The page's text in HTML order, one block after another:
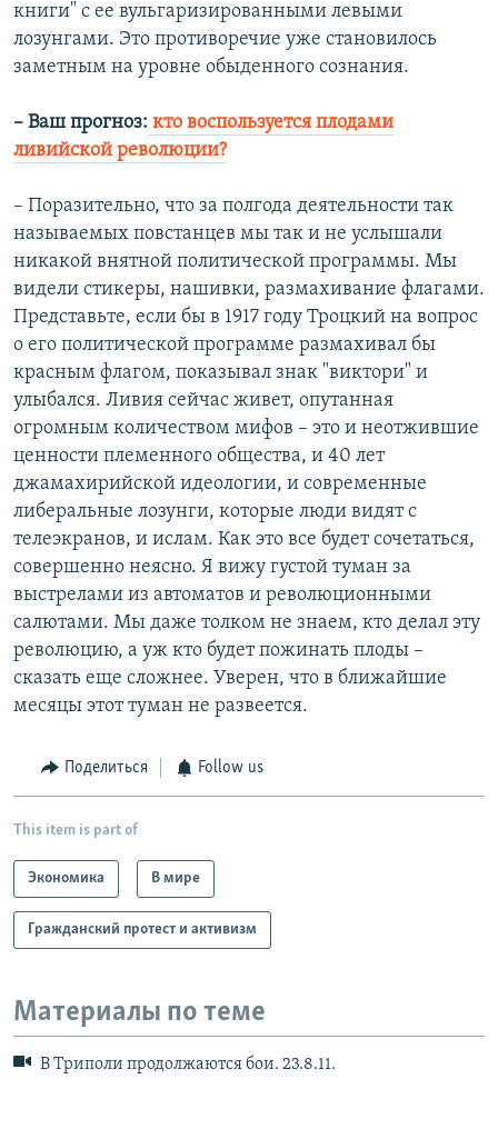
книги" с ее вульгаризированными левыми
лозунгами. Это противоречие уже становилось
заметным на уровне обыденного сознания.
– Ваш прогноз: кто воспользуется плодами
ливийской революции?
– Поразительно, что за полгода деятельности так
называемых повстанцев мы так и не услышали
никакой внятной политической программы. Мы
видели стикеры, нашивки, размахивание флагами.
Представьте, если бы в 1917 году Троцкий на вопрос
о его политической программе размахивал бы
красным флагом, показывал знак "виктори" и
улыбался. Ливия сейчас живет, опутанная
огромным количеством мифов – это и неотжившие
ценности племенного общества, и 40 лет
джамахирийской идеологии, и современные
либеральные лозунги, которые люди видят с
телеэкранов, и ислам. Как это все будет сочетаться,
совершенно неясно. Я вижу густой туман за
выстрелами из автоматов и революционными
салютами. Мы даже толком не знаем, кто делал эту
революцию, а уж кто будет пожинать плоды –
сказать еще сложнее. Уверен, что в ближайшие
месяцы этот туман не развеется.
Поделиться Follow us
This item is part of
Экономика В мире
Гражданский протест и активизм
Материалы по теме
В Триполи продолжаются бои. 23.8.11.